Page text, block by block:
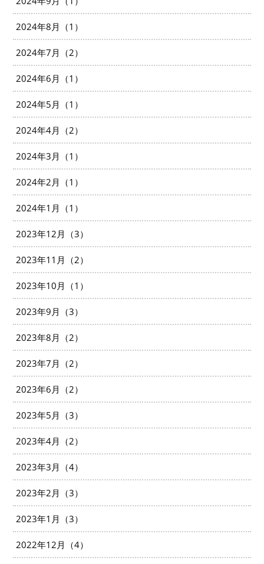
2024年8月（1）
2024年7月（2）
2024年6月（1）
2024年5月（1）
2024年4月（2）
2024年3月（1）
2024年2月（1）
2024年1月（1）
2023年12月（3）
2023年11月（2）
2023年10月（1）
2023年9月（3）
2023年8月（2）
2023年7月（2）
2023年6月（2）
2023年5月（3）
2023年4月（2）
2023年3月（4）
2023年2月（3）
2023年1月（3）
2022年12月（4）